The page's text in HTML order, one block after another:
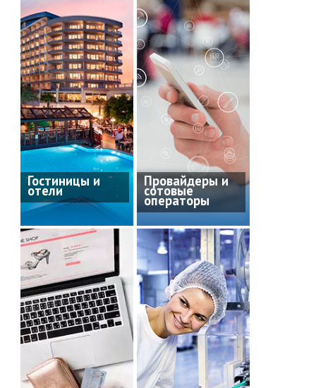
Гостиницы и
отели
Провайдеры и
сотовые
операторы